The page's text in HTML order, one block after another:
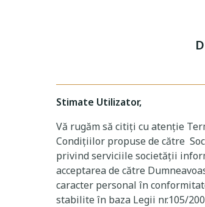
Stimate Utilizator,
Vă rugăm să citiți cu atenție
Condițiilor propuse de către
privind serviciile societății
acceptarea de către
caracter personal în
stabilite în baza Legii nr.105/